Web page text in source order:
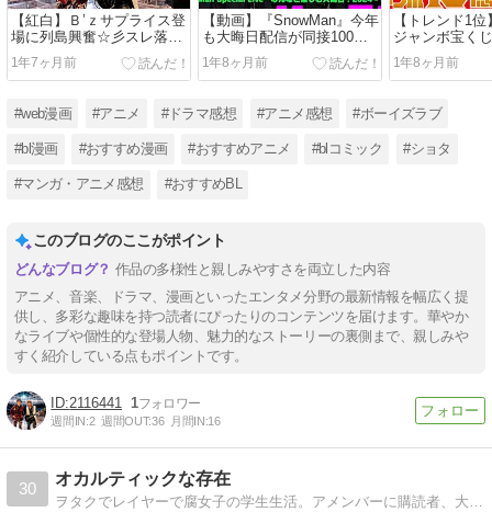
【紅白】Ｂ’ｚサプライス登
場に列島興奮☆彡スレ落ち
も笑
1年7ヶ月前
【動画】『SnowMan』今年
も大晦日配信が同接100万
超え！！
1年8ヶ月前
【トレンド1
ジャンボ宝く
果！！
1年8ヶ月前
#web漫画 #アニメ #ドラマ感想 #アニメ感想 #ボーイズラブ
#bl漫画 #おすすめ漫画 #おすすめアニメ #blコミック #ショタ
#マンガ・アニメ感想 #おすすめBL
このブログのここがポイント
作品の多様性と親しみやすさを両立した内容
アニメ、音楽、ドラマ、漫画といったエンタメ分野の最新情報を幅広く提
供し、多彩な趣味を持つ読者にぴったりのコンテンツを届けます。華やか
なライブや個性的な登場人物、魅力的なストーリーの裏側まで、親しみや
すく紹介している点もポイントです。
2116441 1
週間IN:2 週間OUT:36 月間IN:16
30
オカルティックな存在
ヲタクでレイヤーで腐女子の学生生活。アメンバーに購読者、大大大大募集です。いっぱい絡みましょう